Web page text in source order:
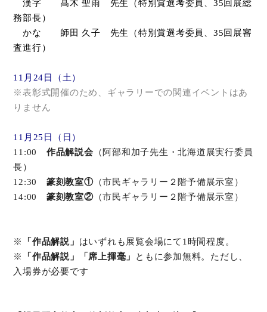
漢字 髙木 聖雨 先生（特別賞選考委員、 35 回展総
務部長）
かな 師田 久子 先生（特別賞選考委員、 35回展審
査進行）
11月24日（土）
※表彰式開催のため、ギャラリーでの関連イベントはあ
りません
11月25日（日）
11:00 作品解説会 （阿部和加子先生・北海道展実行委員
長）
12:30 篆刻教室①（市民ギャラリー２階予備展示室）
14:00 篆刻教室②（市民ギャラリー２階予備展示室）
※ 「作品解説」 はいずれも展覧会場にて1時間程度。
※
「作品解説」「席上揮毫」
ともに参加無料。ただし、
入場券が必要です